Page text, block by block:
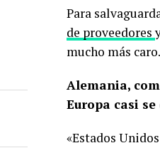
Para
de proveedores
mucho más caro.
Alemania,
Europa casi
«Estados